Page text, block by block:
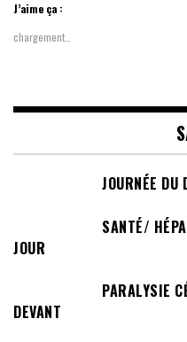
J’aime ça :
chargement…
JOURNÉE
SANTÉ/
JOUR
PARALYSIE
DEVANT